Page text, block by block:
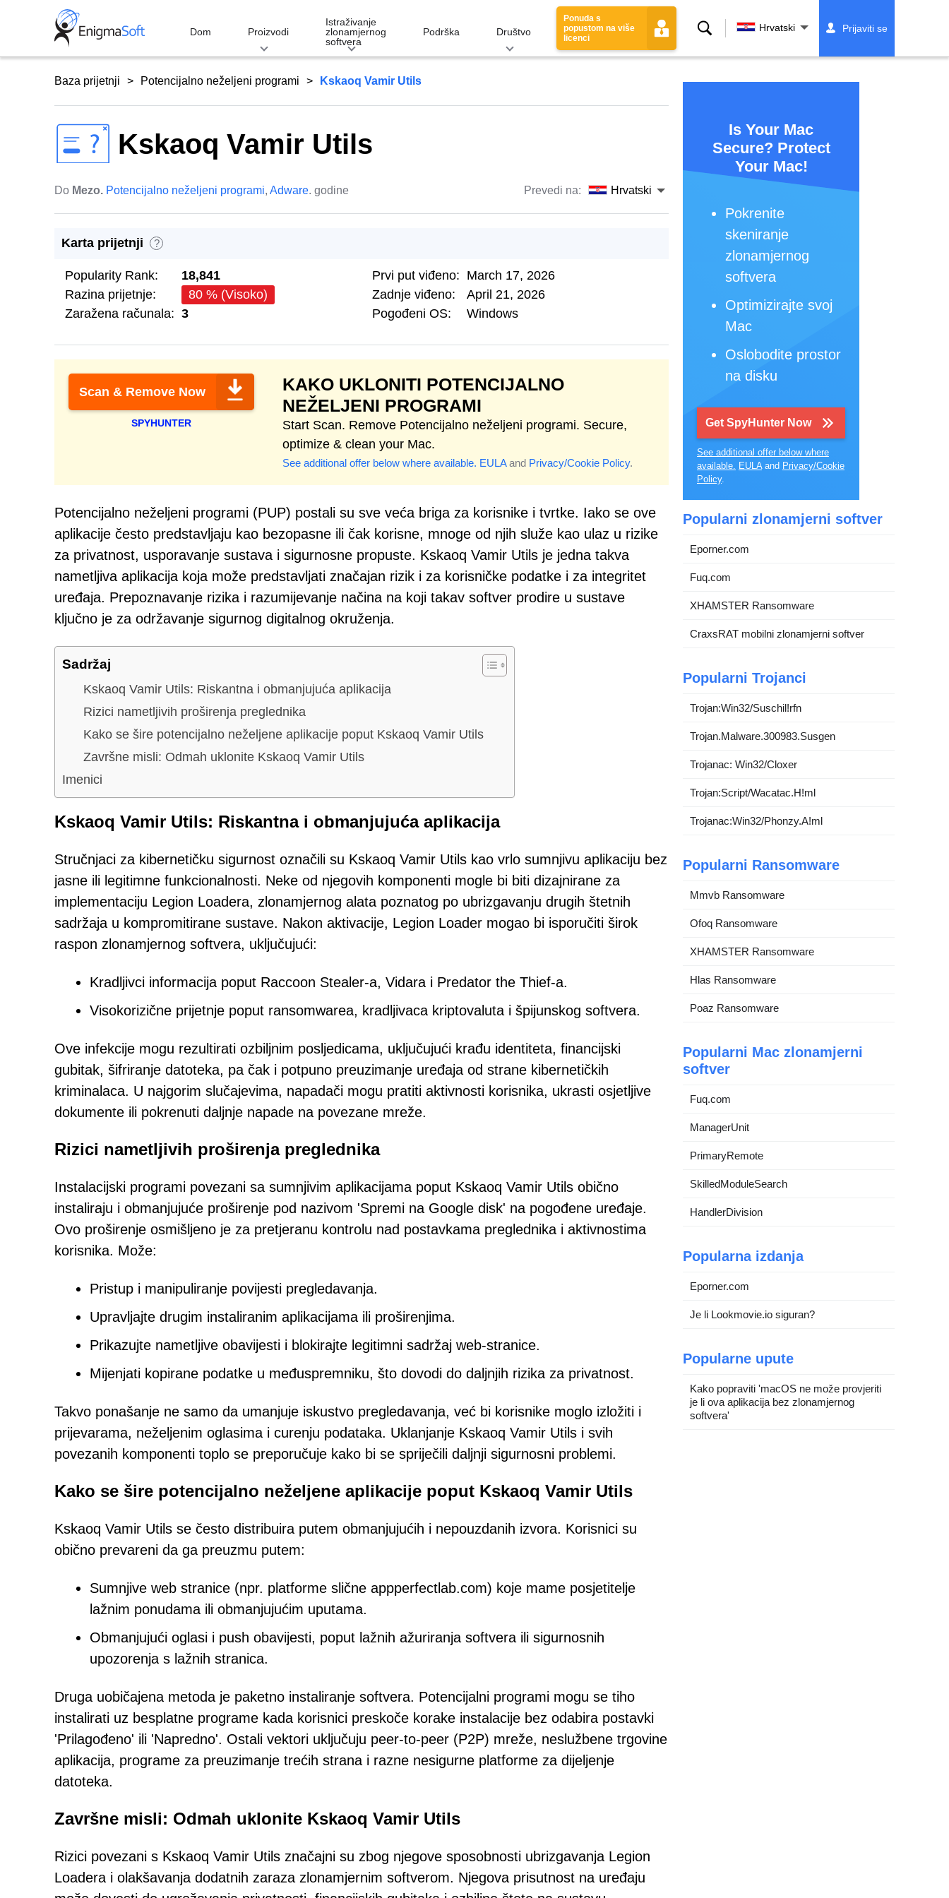
Dom Proizvodi
Istraživanje
zlonamjernog
softvera
Podrška Društvo
Ponuda s
popustom na više
licenci
Traži Hrvatski Prijaviti se
Baza prijetnji Potencijalno neželjeni programi Kskaoq Vamir Utils
Kskaoq Vamir Utils
Do Mezo. Potencijalno neželjeni programi, Adware. godine Prevedi na: Hrvatski
Karta prijetnji ?
Popularity Rank:
18,841
Razina prijetnje:
80 % (Visoko)
Zaražena računala: 3
Prvi put viđeno: March 17, 2026
Zadnje viđeno:
April 21, 2026
Pogođeni OS:
Windows
Scan & Remove Now
SPYHUNTER
KAKO UKLONITI POTENCIJALNO
NEŽELJENI PROGRAMI
Start Scan. Remove Potencijalno neželjeni programi. Secure,
optimize & clean your Mac.
See additional offer below where available. EULAand Privacy/Cookie Policy.
Potencijalno neželjeni programi (PUP) postali su sve veća briga za korisnike i tvrtke. Iako se ove
aplikacije često predstavljaju kao bezopasne ili čak korisne, mnoge od njih služe kao ulaz u rizike
za privatnost, usporavanje sustava i sigurnosne propuste. Kskaoq Vamir Utils je jedna takva
nametljiva aplikacija koja može predstavljati značajan rizik i za korisničke podatke i za integritet
uređaja. Prepoznavanje rizika i razumijevanje načina na koji takav softver prodire u sustave
ključno je za održavanje sigurnog digitalnog okruženja.
Sadržaj
Kskaoq Vamir Utils: Riskantna i obmanjujuća aplikacija
Rizici nametljivih proširenja preglednika
Kako se šire potencijalno neželjene aplikacije poput Kskaoq Vamir Utils
Završne misli: Odmah uklonite Kskaoq Vamir Utils
Imenici
Kskaoq Vamir Utils: Riskantna i obmanjujuća aplikacija
Stručnjaci za kibernetičku sigurnost označili su Kskaoq Vamir Utils kao vrlo sumnjivu aplikaciju bez
jasne ili legitimne funkcionalnosti. Neke od njegovih komponenti mogle bi biti dizajnirane za
implementaciju Legion Loadera, zlonamjernog alata poznatog po ubrizgavanju drugih štetnih
sadržaja u kompromitirane sustave. Nakon aktivacije, Legion Loader mogao bi isporučiti širok
raspon zlonamjernog softvera, uključujući:
Kradljivci informacija poput Raccoon Stealer-a, Vidara i Predator the Thief-a.
Visokorizične prijetnje poput ransomwarea, kradljivaca kriptovaluta i špijunskog softvera.
Ove infekcije mogu rezultirati ozbiljnim posljedicama, uključujući krađu identiteta, financijski
gubitak, šifriranje datoteka, pa čak i potpuno preuzimanje uređaja od strane kibernetičkih
kriminalaca. U najgorim slučajevima, napadači mogu pratiti aktivnosti korisnika, ukrasti osjetljive
dokumente ili pokrenuti daljnje napade na povezane mreže.
Rizici nametljivih proširenja preglednika
Instalacijski programi povezani sa sumnjivim aplikacijama poput Kskaoq Vamir Utils obično
instaliraju i obmanjujuće proširenje pod nazivom 'Spremi na Google disk' na pogođene uređaje.
Ovo proširenje osmišljeno je za pretjeranu kontrolu nad postavkama preglednika i aktivnostima
korisnika. Može:
Pristup i manipuliranje povijesti pregledavanja.
Upravljajte drugim instaliranim aplikacijama ili proširenjima.
Prikazujte nametljive obavijesti i blokirajte legitimni sadržaj web-stranice.
Mijenjati kopirane podatke u međuspremniku, što dovodi do daljnjih rizika za privatnost.
Takvo ponašanje ne samo da umanjuje iskustvo pregledavanja, već bi korisnike moglo izložiti i
prijevarama, neželjenim oglasima i curenju podataka. Uklanjanje Kskaoq Vamir Utils i svih
povezanih komponenti toplo se preporučuje kako bi se spriječili daljnji sigurnosni problemi.
Kako se šire potencijalno neželjene aplikacije poput Kskaoq Vamir Utils
Kskaoq Vamir Utils se često distribuira putem obmanjujućih i nepouzdanih izvora. Korisnici su
obično prevareni da ga preuzmu putem:
Sumnjive web stranice (npr. platforme slične appperfectlab.com) koje mame posjetitelje
lažnim ponudama ili obmanjujućim uputama.
Obmanjujući oglasi i push obavijesti, poput lažnih ažuriranja softvera ili sigurnosnih
upozorenja s lažnih stranica.
Druga uobičajena metoda je paketno instaliranje softvera. Potencijalni programi mogu se tiho
instalirati uz besplatne programe kada korisnici preskoče korake instalacije bez odabira postavki
'Prilagođeno' ili 'Napredno'. Ostali vektori uključuju peer-to-peer (P2P) mreže, neslužbene trgovine
aplikacija, programe za preuzimanje trećih strana i razne nesigurne platforme za dijeljenje
datoteka.
Završne misli: Odmah uklonite Kskaoq Vamir Utils
Rizici povezani s Kskaoq Vamir Utils značajni su zbog njegove sposobnosti ubrizgavanja Legion
Loadera i olakšavanja dodatnih zaraza zlonamjernim softverom. Njegova prisutnost na uređaju
Is Your Mac
Secure? Protect
Your Mac!
Pokrenite
skeniranje
zlonamjernog
softvera
Optimizirajte svoj
Mac
Oslobodite prostor
na disku
Get SpyHunter Now
See additional offer below where
available. EULAand Privacy/Cookie
Policy.
Popularni zlonamjerni softver
Eporner.com
Fuq.com
XHAMSTER Ransomware
CraxsRAT mobilni zlonamjerni softver
Popularni Trojanci
Trojan:Win32/Suschil!rfn
Trojan.Malware.300983.Susgen
Trojanac: Win32/Cloxer
Trojan:Script/Wacatac.H!ml
Trojanac:Win32/Phonzy.A!ml
Popularni Ransomware
Mmvb Ransomware
Ofoq Ransomware
XHAMSTER Ransomware
Hlas Ransomware
Poaz Ransomware
Popularni Mac zlonamjerni
softver
Fuq.com
ManagerUnit
PrimaryRemote
SkilledModuleSearch
HandlerDivision
Popularna izdanja
Eporner.com
Je li Lookmovie.io siguran?
Popularne upute
Kako popraviti 'macOS ne može provjeriti
je li ova aplikacija bez zlonamjernog
softvera'